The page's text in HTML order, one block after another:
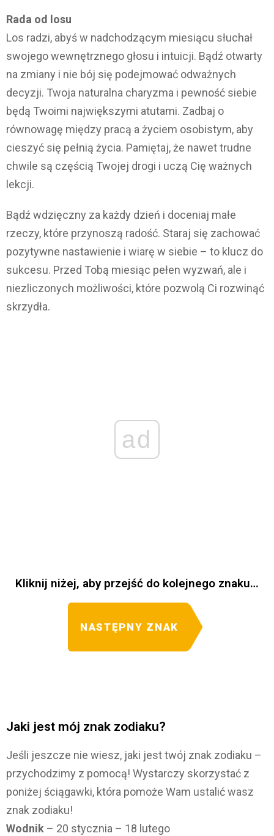
Rada od losu
Los radzi, abyś w nadchodzącym miesiącu słuchał
swojego wewnętrznego głosu i intuicji. Bądź otwarty
na zmiany i nie bój się podejmować odważnych
decyzji. Twoja naturalna charyzma i pewność siebie
będą Twoimi największymi atutami. Zadbaj o
równowagę między pracą a życiem osobistym, aby
cieszyć się pełnią życia. Pamiętaj, że nawet trudne
chwile są częścią Twojej drogi i uczą Cię ważnych
lekcji.
Bądź wdzięczny za każdy dzień i doceniaj małe
rzeczy, które przynoszą radość. Staraj się zachować
pozytywne nastawienie i wiarę w siebie – to klucz do
sukcesu. Przed Tobą miesiąc pełen wyzwań, ale i
niezliczonych możliwości, które pozwolą Ci rozwinąć
skrzydła.
ad
Kliknij niżej, aby przejść do kolejnego znaku…
NASTĘPNY ZNAK
Jaki jest mój znak zodiaku?
Jeśli jeszcze nie wiesz, jaki jest twój znak zodiaku –
przychodzimy z pomocą! Wystarczy skorzystać z
poniżej ściągawki, która pomoże Wam ustalić wasz
znak zodiaku!
Wodnik – 20 stycznia – 18 lutego